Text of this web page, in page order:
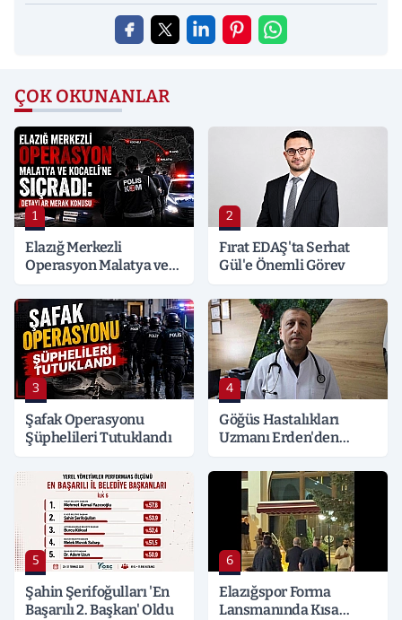
ÇOK OKUNANLAR
1
Elazığ Merkezli
Operasyon Malatya ve
Detaylar Merak Konusu
2
Fırat EDAŞ'ta Serhat
Gül'e Önemli Görev
3
Şafak Operasyonu
Şüphelileri Tutuklandı
4
Göğüs Hastalıkları
Uzmanı Erden'den
5
Şahin Şerifoğulları 'En
Başarılı 2. Başkan' Oldu
6
Elazığspor Forma
Lansmanında Kısa